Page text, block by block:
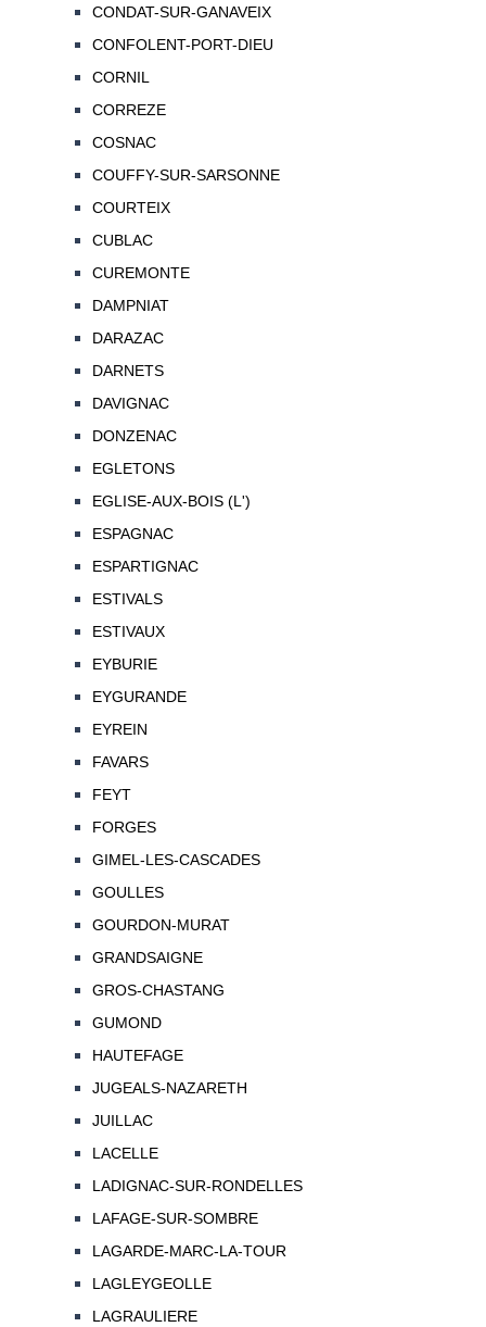
CONDAT-SUR-GANAVEIX
CONFOLENT-PORT-DIEU
CORNIL
CORREZE
COSNAC
COUFFY-SUR-SARSONNE
COURTEIX
CUBLAC
CUREMONTE
DAMPNIAT
DARAZAC
DARNETS
DAVIGNAC
DONZENAC
EGLETONS
EGLISE-AUX-BOIS (L')
ESPAGNAC
ESPARTIGNAC
ESTIVALS
ESTIVAUX
EYBURIE
EYGURANDE
EYREIN
FAVARS
FEYT
FORGES
GIMEL-LES-CASCADES
GOULLES
GOURDON-MURAT
GRANDSAIGNE
GROS-CHASTANG
GUMOND
HAUTEFAGE
JUGEALS-NAZARETH
JUILLAC
LACELLE
LADIGNAC-SUR-RONDELLES
LAFAGE-SUR-SOMBRE
LAGARDE-MARC-LA-TOUR
LAGLEYGEOLLE
LAGRAULIERE